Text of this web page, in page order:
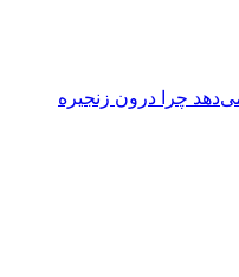
چرا درون زنجیره